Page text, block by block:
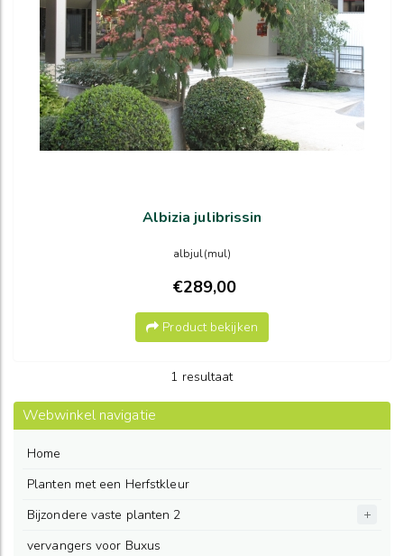
Albizia julibrissin
albjul(mul)
€289,00
Product bekijken
1 resultaat
Webwinkel navigatie
Home
Planten met een Herfstkleur
Bijzondere vaste planten 2
vervangers voor Buxus